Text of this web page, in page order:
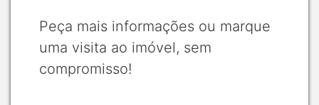
Peça mais informações ou marque
uma visita ao imóvel, sem
compromisso!